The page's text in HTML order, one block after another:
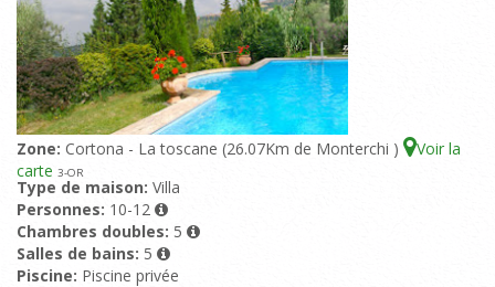
Zone: Cortona - La toscane (26.07Km de Monterchi )
Voir la
carte 3-OR
Type de maison: Villa
Personnes: 10-12
Chambres doubles: 5
Salles de bains: 5
Piscine: Piscine privée